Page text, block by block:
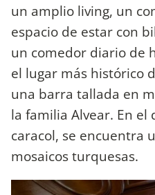
un amplio living, un
espacio de estar con
un comedor diario de
el lugar más histórico
una barra tallada en
la familia Alvear. En el
caracol, se encuentra
mosaicos turquesas.